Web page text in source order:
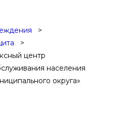
центр
населения
округа»